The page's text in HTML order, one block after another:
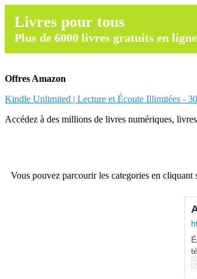
Livres pour tous
Plus de 6000 livres gratuits en ligne
Offres Amazon
Kindle Unlimited | Lecture et Écoute Illimitées -
Accédez à des millions de livres numériques,
Vous pouvez parcourir les categories en cliquant